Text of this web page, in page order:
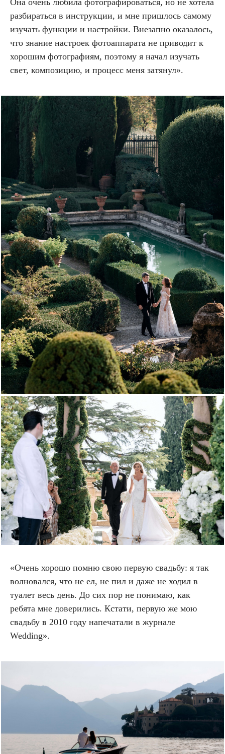
разбираться в инструкции, и мне пришлось самому
изучать функции и настройки. Внезапно оказалось,
что знание настроек фотоаппарата не приводит к
хорошим фотографиям, поэтому я начал изучать
свет, композицию, и процесс меня затянул».
«Очень хорошо помню свою первую свадьбу: я так
волновался, что не ел, не пил и даже не ходил в
туалет весь день. До сих пор не понимаю, как
ребята мне доверились. Кстати, первую же мою
свадьбу в 2010 году напечатали в журнале
Wedding».